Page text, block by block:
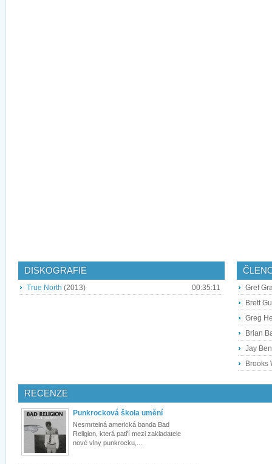
DISKOGRAFIE
True North (2013) 00:35:11
Gref
Brett
Greg
Brian
Jay
Brooks
RECENZE
Punkrocková škola umění
Nesmrtelná americká banda Bad
Religion, která patří mezi zakladatele
nové vlny punkrocku,...